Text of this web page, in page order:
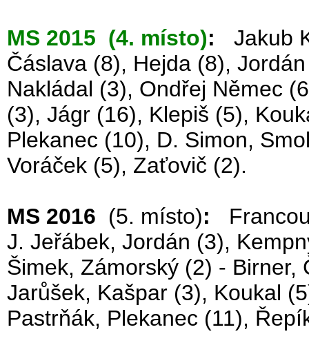
MS 2015 (4. místo): Jakub
Čáslava (8), Hejda (8),
Nakládal (3), Ondřej Němec
(3), Jágr (16), Klepiš (5),
Plekanec (10), D. Simon,
Voráček (5), Zaťovič (2).
MS 2016 (5. místo):
J. Jeřábek, Jordán (3),
Šimek, Zámorský (2) - Birner,
Jarůšek, Kašpar (3), Koukal
Pastrňák, Plekanec (11),